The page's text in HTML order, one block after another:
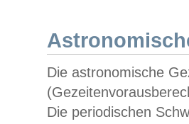
Die astronomische
Die periodischen